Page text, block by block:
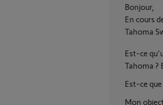
Bonjour,
En cours
Tahoma
Est-ce
Tahoma ?
Est-ce
Mon